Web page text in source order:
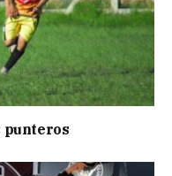
punteros